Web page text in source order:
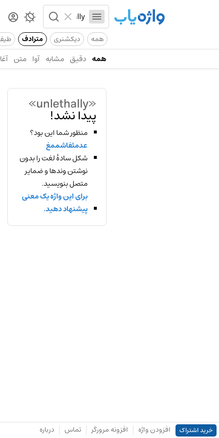
همه دیکشنری مترادف
همه دقیق مشابه آوا متن
«unlethally»
پیدا نشد!
منظور شما این بود؟
عدمثفاشممغ
شکل سادهٔ لغت را بدون
نوشتن وندها و ضمایر
متصل بنویسید.
برای این واژه یک معنی
پیشنهاد دهید.
خرید اشتراک افزودن واژه افزونه مرورگر تماس درباره